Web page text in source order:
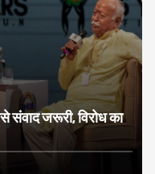
संवाद जरूरी, विरोध का